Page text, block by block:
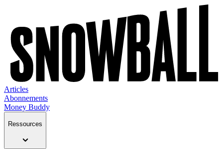
Articles
Abonnements
Money Buddy
Ressources